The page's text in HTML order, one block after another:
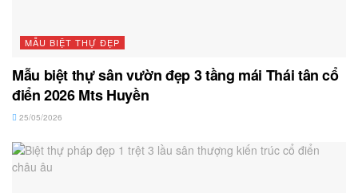
MẪU BIỆT THỰ ĐẸP
Mẫu biệt thự sân vườn đẹp 3 tầng mái Thái tân cổ
điển 2026 Mts Huyền
25/05/2026